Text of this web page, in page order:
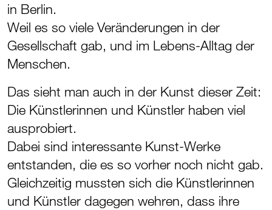
in Berlin.
Weil es so viele Veränderungen in der
Gesellschaft gab, und im Lebens-Alltag der
Menschen.
Das sieht man auch in der Kunst dieser Zeit:
Die Künstlerinnen und Künstler haben viel
ausprobiert.
Dabei sind interessante Kunst-Werke
entstanden, die es so vorher noch nicht gab.
Gleichzeitig mussten sich die Künstlerinnen
und Künstler dagegen wehren, dass ihre